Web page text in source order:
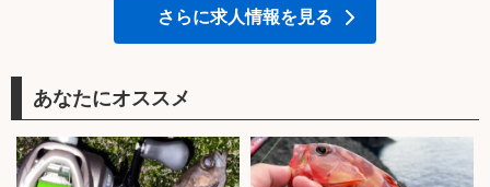
さらに求人情報を見る
あなたにオススメ